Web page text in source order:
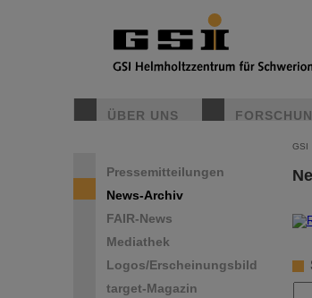
ÜBER UNS
Pressemitteilungen
News-Archiv
FAIR-News
Mediathek
Logos/Erscheinungsbild
target-Magazin
GSI